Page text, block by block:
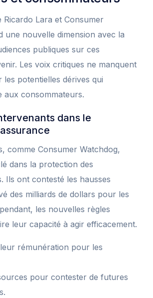
Ricardo Lara et Consumer
une nouvelle dimension avec la
publiques sur ces
Les voix critiques ne manquent
les potentielles dérives qui
aux consommateurs.
dans le
comme Consumer Watchdog,
dans la protection des
Ils ont contesté les hausses
des milliards de dollars pour les
les nouvelles règles
leur capacité à agir efficacement.
rémunération pour les
pour contester de futures